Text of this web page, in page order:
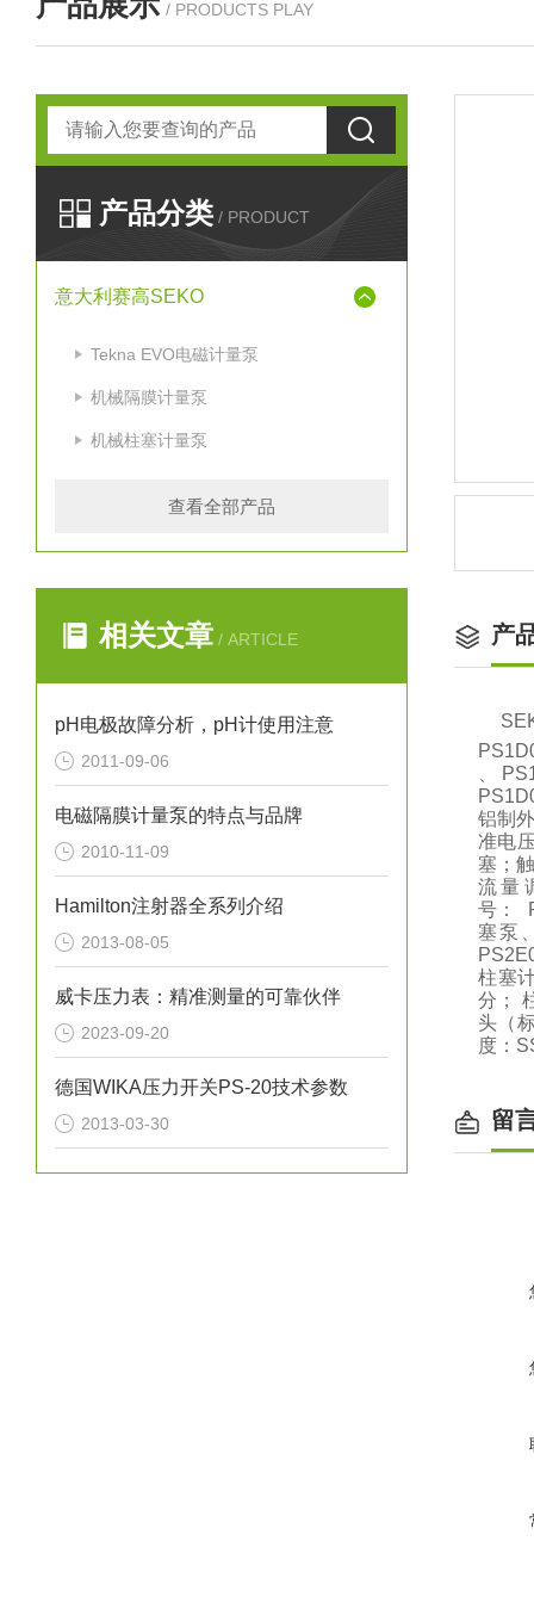
/ PRODUCTS PLAY
产品分类 / PRODUCT
意大利赛高SEKO
Tekna EVO电磁计量泵
机械隔膜计量泵
机械柱塞计量泵
查看全部产品
相关文章 / ARTICLE
pH电极故障分析，pH计使用注意
2011-09-06
电磁隔膜计量泵的特点与品牌
2010-11-09
Hamilton注射器全系列介绍
2013-08-05
威卡压力表：精准测量的可靠伙伴
2023-09-20
德国WIKA压力开关PS-20技术参数
2013-03-30
产
、
铝制
准电
塞；
流量
号：
塞泵
柱塞
分；
头（
度：
留